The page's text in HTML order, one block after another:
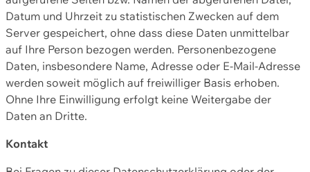
Datum und Uhrzeit zu statistischen Zwecken auf dem
Server gespeichert, ohne dass diese Daten unmittelbar
auf Ihre Person bezogen werden. Personenbezogene
Daten, insbesondere Name, Adresse oder E-Mail-Adresse
werden soweit möglich auf freiwilliger Basis erhoben.
Ohne Ihre Einwilligung erfolgt keine Weitergabe der
Daten an Dritte.
Kontakt